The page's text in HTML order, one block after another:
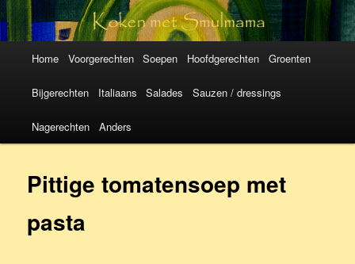
Koken met
SmulMama
Spring
naar
de
inhoud
Spring
naar
de
inhoud
Home Voorgerechten Soepen Hoofdgerechten Groenten
Bijgerechten Italiaans Salades Sauzen / dressings
Nagerechten Anders
Pittige tomatensoep met
pasta